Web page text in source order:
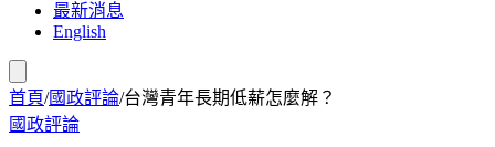
最新消息
English
首頁/國政評論/台灣青年長期低薪怎麼解？
國政評論